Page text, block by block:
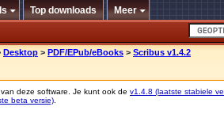
Top downloads Meer
Desktop > PDF/EPub/eBooks > Scribus v1.4.2
deze software. Je kunt ook de v1.4.8 (laatste stabiele
beta versie)